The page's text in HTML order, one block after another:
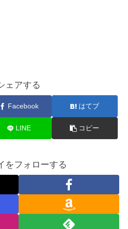
ェアする
Facebook はてブ
LINE コピー
をフォローする